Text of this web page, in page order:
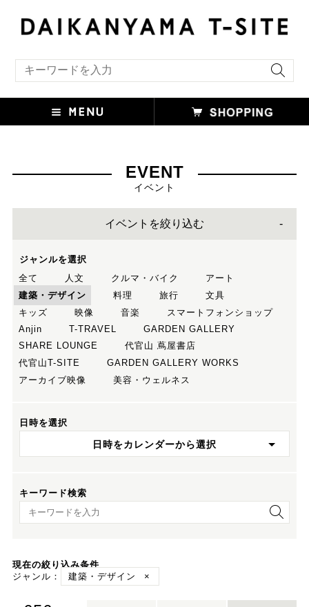
EVENT
イベント
イベントを絞り込む
ジャンルを選択
全て
人文 クルマ・バイク
アート
建築・デザイン
料理 旅行
文具
キッズ
映像 音楽
スマートフォンショップ
Anjin
T-TRAVEL
GARDEN GALLERY
SHARE LOUNGE
代官山 蔦屋書店
代官山T-SITE
GARDEN GALLERY WORKS
アーカイブ映像
美容・ウェルネス
日時を選択
日時をカレンダーから選択
キーワード検索
キーワード検索
現在の絞り込み条件
ジャンル：
建築・デザイン ×